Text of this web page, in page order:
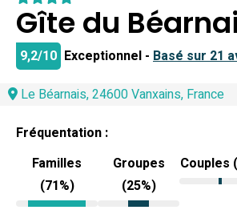
Gîte du
9,2/10 Exceptionnel - Basé sur 21
Le Béarnais, 24600 Vanxains, France
Fréquentation :
Familles
(71%)
Groupes
(25%)
Couples